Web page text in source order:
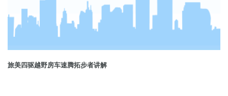
旅美四驱越野房车速腾拓步者讲解